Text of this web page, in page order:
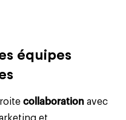
équipes
collaboration avec